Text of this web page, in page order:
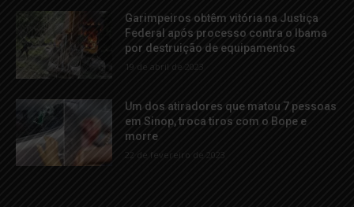
Garimpeiros obtêm vitória na Justiça
Federal após processo contra o Ibama
por destruição de equipamentos
19 de abril de 2023
Um dos atiradores que matou 7 pessoas
em Sinop, troca tiros com o Bope e
morre
22 de fevereiro de 2023